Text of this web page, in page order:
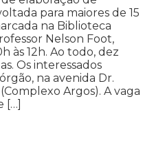
para maiores de 15
na Biblioteca
Nelson Foot,
às 12h. Ao todo, dez
Os interessados
na avenida Dr.
Argos). A vaga
[…]